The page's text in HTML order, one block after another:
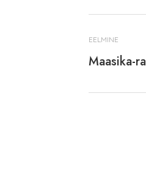
EELMINE
Maasika-